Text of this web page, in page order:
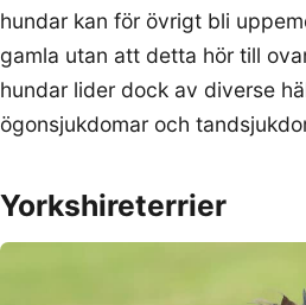
hundar kan för övrigt bli
gamla utan att detta hör till
hundar lider dock av diverse
ögonsjukdomar och
Yorkshireterrier